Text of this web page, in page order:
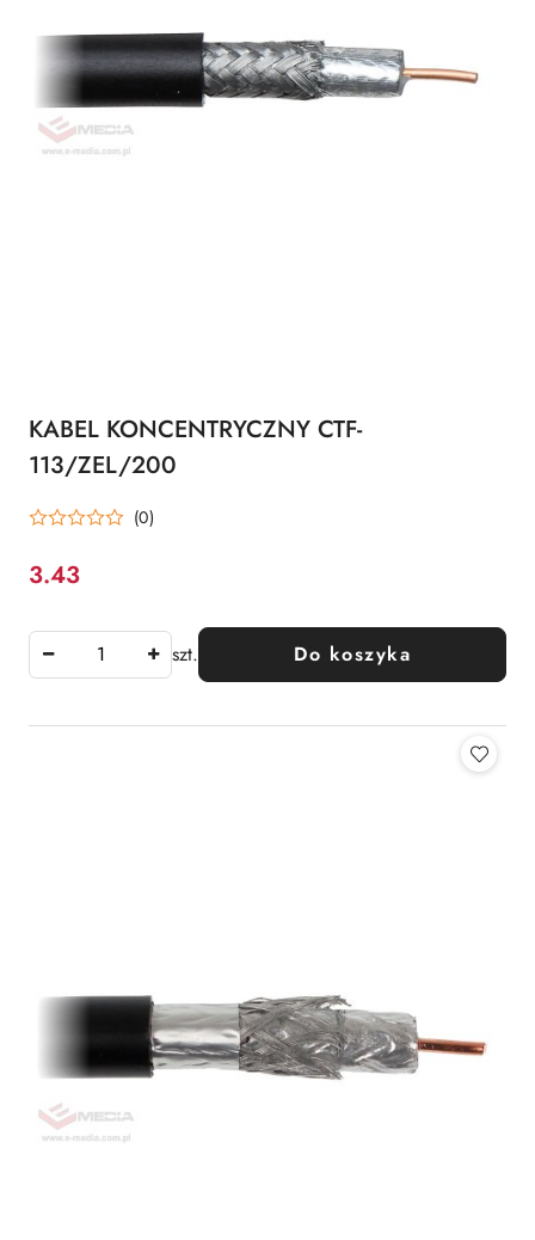
KABEL KONCENTRYCZNY CTF-
113/ZEL/200
(0)
Cena:
3.43
szt. Do koszyka